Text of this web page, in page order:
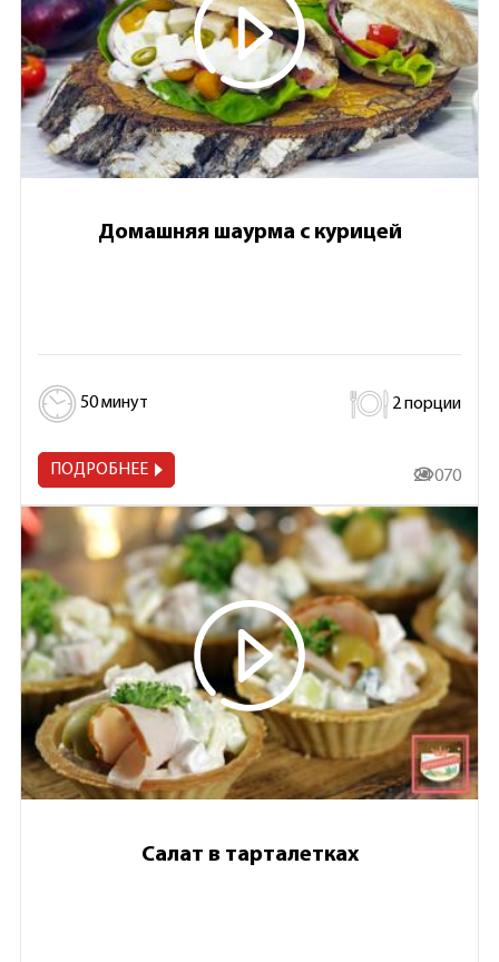
Домашняя шаурма с курицей
50 минут 2 порции
ПОДРОБНЕЕ 24 070
Салат в тарталетках